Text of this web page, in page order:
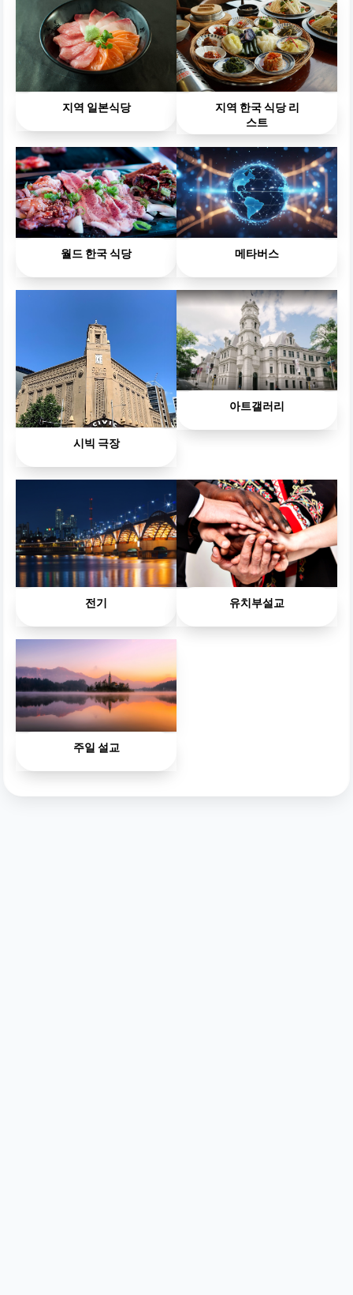
지역 일본식당
지역 한국 식당 리
스트
월드 한국 식당 메타버스
시빅 극장
아트갤러리
전기 유치부설교
주일 설교